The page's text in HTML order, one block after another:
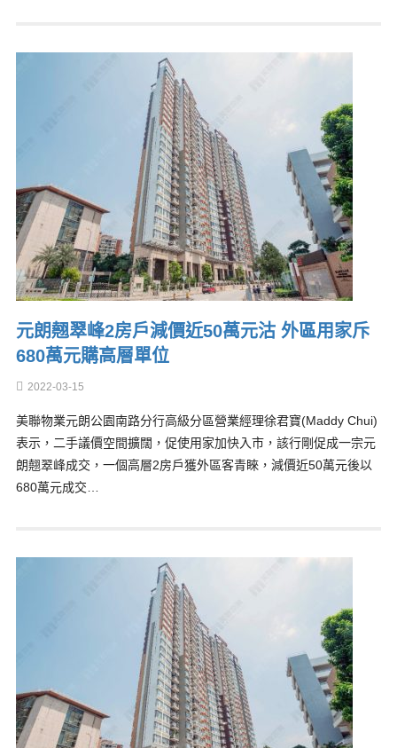
元朗翹翠峰2房戶減價近50萬元沽 外區用家斥
680萬元購高層單位
2022-03-15
美聯物業元朗公園南路分行高級分區營業經理徐君寶(Maddy Chui)
表示，二手議價空間擴闊，促使用家加快入市，該行剛促成一宗元
朗翹翠峰成交，一個高層2房戶獲外區客青睞，減價近50萬元後以
680萬元成交…